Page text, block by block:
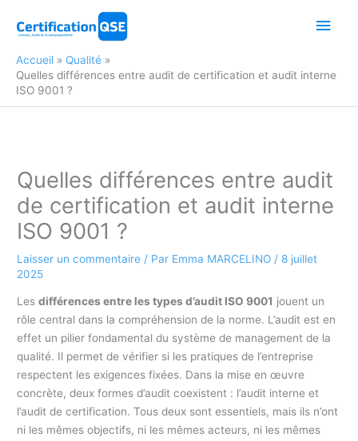
Accueil
Qualité
Quelles différences entre audit de certification et audit interne
ISO 9001 ?
Quelles différences entre audit
de certification et audit interne
ISO 9001 ?
Laisser un commentaire / Par Emma MARCELINO / 8 juillet
2025
Lesdifférences entre les types d’audit ISO 9001 jouent un
rôle central dans la compréhension de la norme. L’audit est en
effet un pilier fondamental du système de management de la
qualité. Il permet de vérifier si les pratiques de l’entreprise
respectent les exigences fixées. Dans la mise en œuvre
concrète, deux formes d’audit coexistent : l’audit interne et
l’audit de certification. Tous deux sont essentiels, mais ils n’ont
ni les mêmes objectifs, ni les mêmes acteurs, ni les mêmes